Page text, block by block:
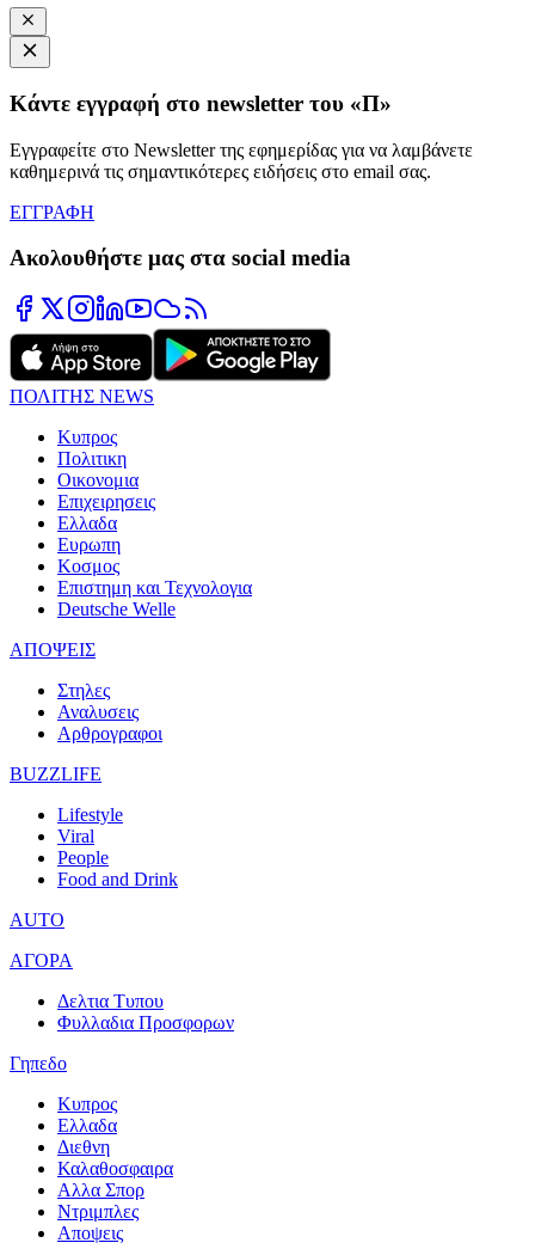
Κάντε εγγραφή στο newsletter του «Π»
Εγγραφείτε στο Newsletter της εφημερίδας για να λαμβάνετε
καθημερινά τις σημαντικότερες ειδήσεις στο email σας.
ΕΓΓΡΑΦΗ
Ακολουθήστε μας στα social media
ΠΟΛΙΤΗΣ NEWS
Κυπρος
Πολιτικη
Οικονομια
Επιχειρησεις
Ελλαδα
Ευρωπη
Κοσμος
Επιστημη και Τεχνολογια
Deutsche Welle
ΑΠΟΨΕΙΣ
Στηλες
Αναλυσεις
Αρθρογραφοι
BUZZLIFE
Lifestyle
Viral
People
Food and Drink
AUTO
ΑΓΟΡΑ
Δελτια Τυπου
Φυλλαδια Προσφορων
Γηπεδο
Κυπρος
Ελλαδα
Διεθνη
Καλαθοσφαιρα
Αλλα Σπορ
Ντριμπλες
Αποψεις